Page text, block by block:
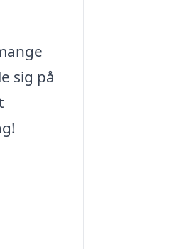
sig på